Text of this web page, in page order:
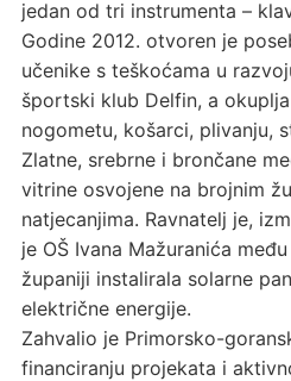
jedan od tri instrumenta –
Godine 2012. otvoren je
učenike s teškoćama u
športski klub Delfin, a
nogometu, košarci, plivanju,
Zlatne, srebrne i brončane
vitrine osvojene na brojnim
natjecanjima. Ravnatelj je,
je OŠ Ivana Mažuranića
županiji instalirala solarne
električne energije.
Zahvalio je Primorsko-
financiranju projekata i